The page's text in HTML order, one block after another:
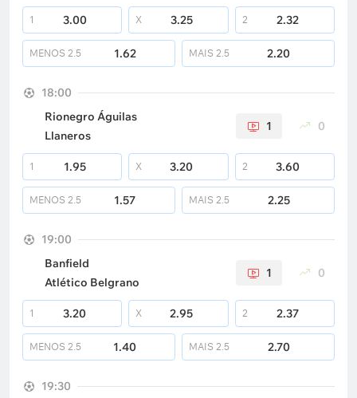
1 3.00 X 3.25 2 2.32
MENOS 2.5 1.62 MAIS 2.5 2.20
18:00
Rionegro Águilas
Llaneros
1 0
1 1.95 X 3.20 2 3.60
MENOS 2.5 1.57 MAIS 2.5 2.25
19:00
Banfield
Atlético Belgrano
1 0
1 3.20 X 2.95 2 2.37
MENOS 2.5 1.40 MAIS 2.5 2.70
19:30